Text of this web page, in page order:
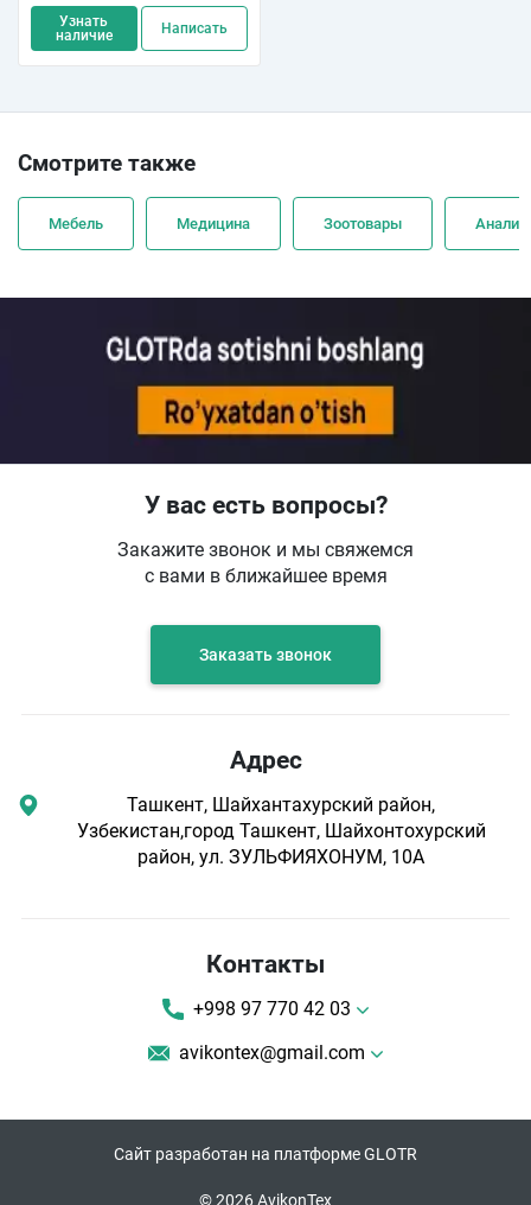
Узнать
наличие
Написать
Смотрите также
Мебель Медицина Зоотовары
У вас есть вопросы?
Закажите звонок и мы свяжемся
с вами в ближайшее время
Заказать звонок
Адрес
Ташкент, Шайхантахурский район,
Узбекистан,город Ташкент, Шайхонтохурский
район, ул. ЗУЛЬФИЯХОНУМ, 10А
Контакты
+998 97 770 42 03
avikontex@gmail.com
Сайт разработан на платформе GLOTR
© 2026 AvikonTex